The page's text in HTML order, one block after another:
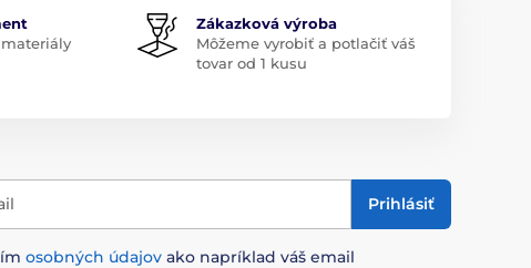
Zákazková výroba
Môžeme vyrobiť a potlačiť váš
tovar od 1 kusu
Prihlásiť
osobných údajov ako napríklad váš email